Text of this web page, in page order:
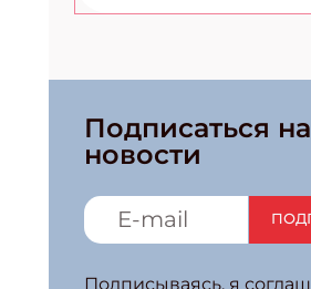
Подписаться на
новости
Подписываясь, я
Подпишись на
Получи электронный
Укажите имя